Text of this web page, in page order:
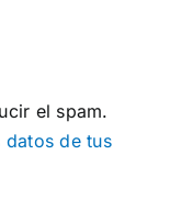
el spam.
datos de tus